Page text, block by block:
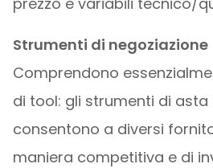
Strumenti di negoziazione
Comprendono
di tool: gli strumenti di
consentono a diversi
maniera competitiva e di